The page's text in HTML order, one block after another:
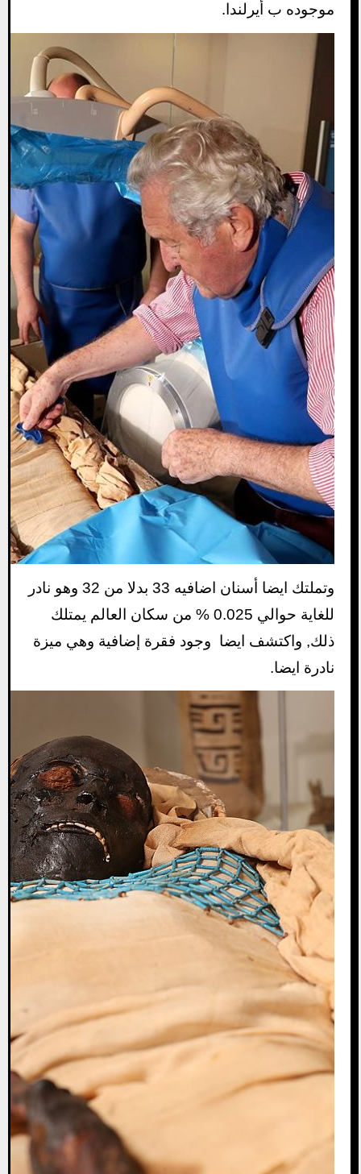
موجوده ب أيرلندا.
وتملتك ايضا أسنان اضافيه 33 بدلا من 32 وهو نادر
للغاية حوالي 0.025 % من سكان العالم يمتلك
ذلك, واكتشف ايضا وجود فقرة إضافية وهي ميزة
نادرة ايضا.